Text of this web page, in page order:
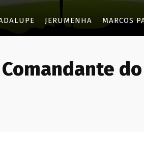
JERUMENHA MARCOS
Comandante